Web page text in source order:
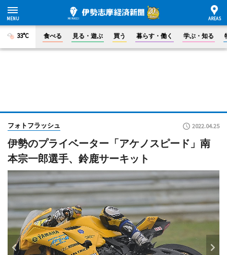
33°C 食べる 見る・遊ぶ 買う 暮らす・働く 学ぶ・知る
フォトフラッシュ 2022.04.25
伊勢のプライベーター「アケノスピード」南
本宗一郎選手、鈴鹿サーキット